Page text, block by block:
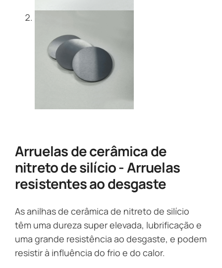
Arruelas de cerâmica de
nitreto de silício - Arruelas
resistentes ao desgaste
As anilhas de cerâmica de nitreto de silício
têm uma dureza super elevada, lubrificação e
uma grande resistência ao desgaste, e podem
resistir à influência do frio e do calor.